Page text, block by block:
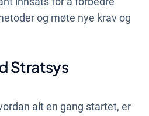
og møte nye krav og
Stratsys
alt en gang startet, er